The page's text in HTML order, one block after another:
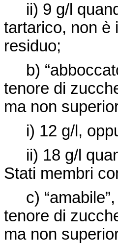
ii) 9 g/l
tartarico, non è
residuo;
b)
tenore di
ma non
i) 12 g/l,
ii) 18 g/l
Stati membri
c) “amabile”,
tenore di
ma non